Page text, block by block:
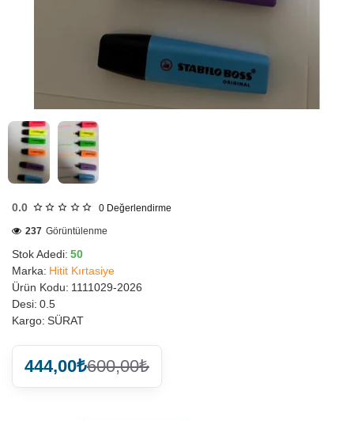
TESLİMAT
0.0 0 Değerlendirme
Stok Adedi: 50
Marka: Hitit Kırtasiye
Ürün Kodu: 1111029-2026
Desi: 0.5
Kargo: SÜRAT
237 Görüntülenme
444,00₺600,00₺